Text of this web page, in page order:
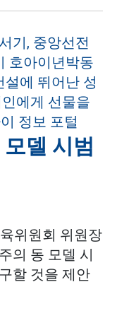
델 시범
위원회 위원장
의 동 모델 시
할 것을 제안